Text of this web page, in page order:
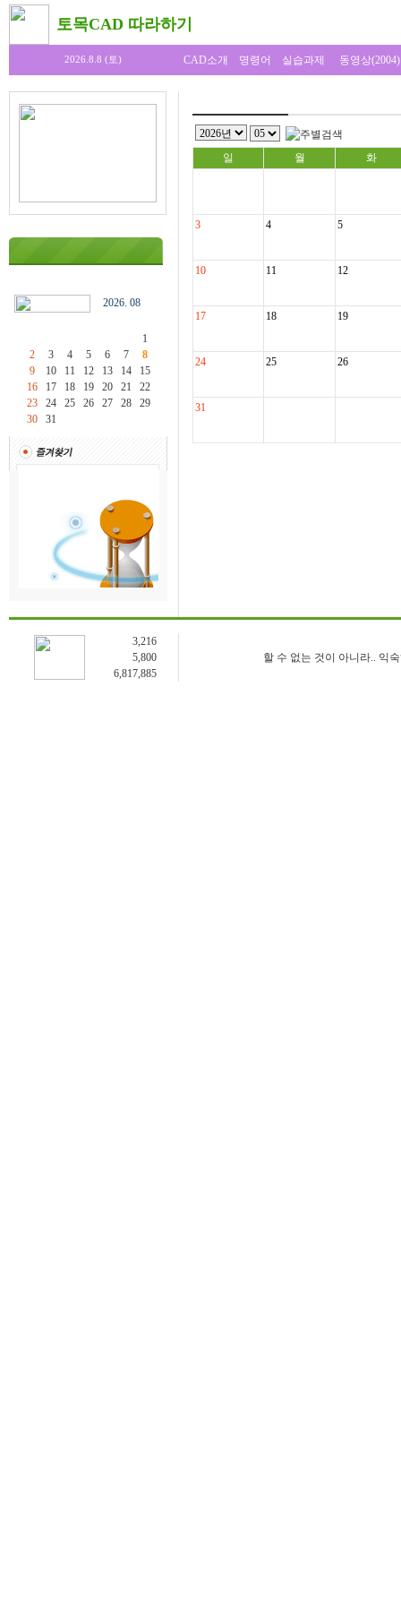
토목CAD 따라하기
2026.8.8 (토) CAD소개 명령어 실습과제 동영상(2004)
2026. 08
1
2
3 4 5 6 7
8
9
10 11 12 13 14
15
16
17 18 19 20 21
22
23
24 25 26 27 28
29
30
31
일 월 화
3 4 5
10 11 12
17 18 19
24 25 26
31
3,216
5,800
6,817,885
할 수 없는 것이 아니라.. 익